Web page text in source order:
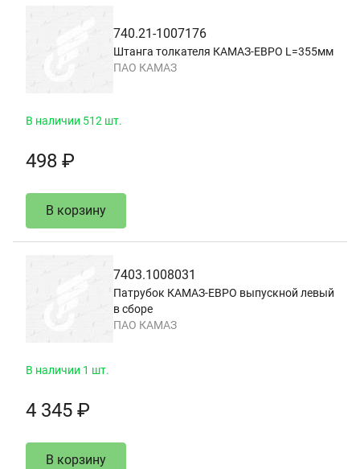
740.21-1007176
Штанга толкателя КАМАЗ-ЕВРО L=355мм
ПАО КАМАЗ
В наличии 512 шт.
498 ₽
В корзину
7403.1008031
Патрубок КАМАЗ-ЕВРО выпускной левый
в сборе
ПАО КАМАЗ
В наличии 1 шт.
4 345 ₽
В корзину